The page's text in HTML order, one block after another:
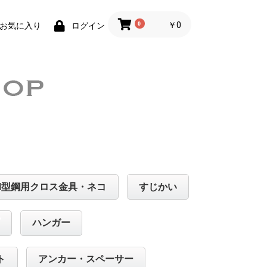
お気に入り ログイン 0 ￥0
型鋼用クロス金具・ネコ すじかい
ハンガー
アンカー・スペーサー